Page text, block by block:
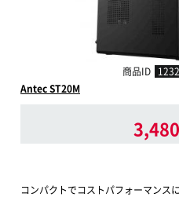
商品ID
Antec ST20M
3,480
コンパクトでコストパフォーマンス